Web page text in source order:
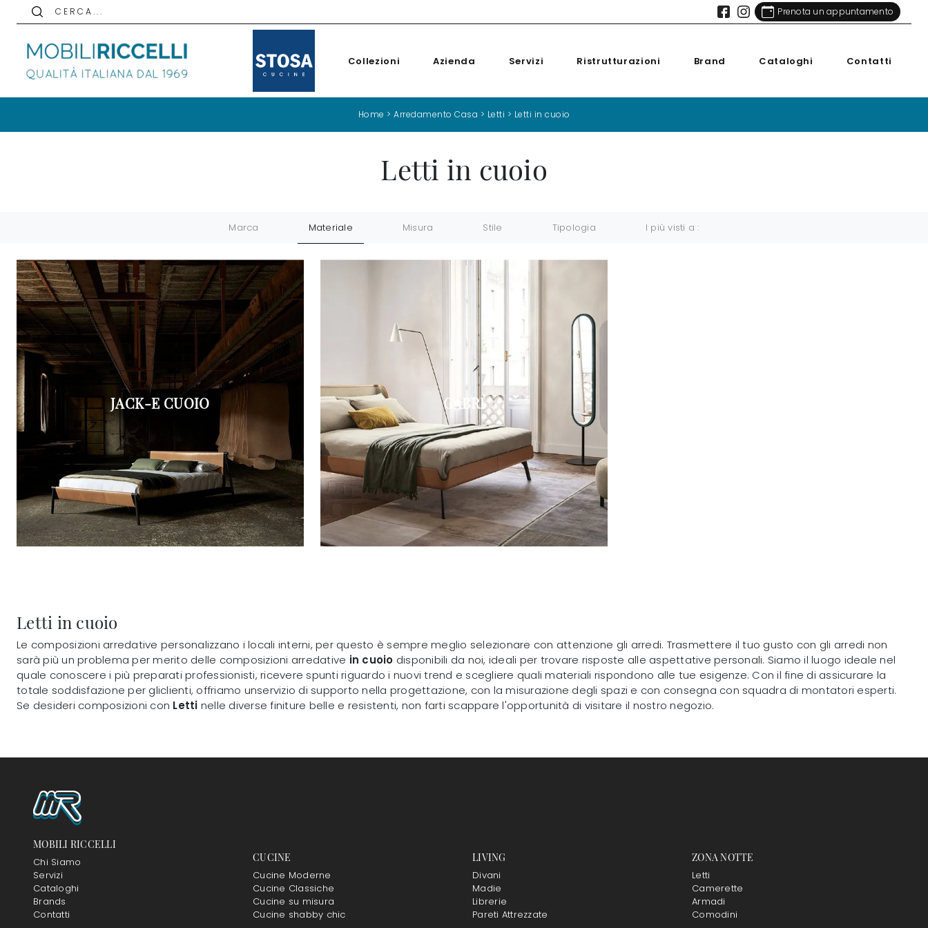
C E R C A . . . Prenota un appuntamento
Collezioni Azienda Servizi Ristrutturazioni Brand Cataloghi Contatti
Home > Arredamento Casa > Letti > Letti in cuoio
Letti in cuoio
Marca Materiale Misura Stile Tipologia I più visti a :
JACK-E CUOIO GABRI
Letti in cuoio
Le composizioni arredative personalizzano i locali interni, per questo è sempre meglio selezionare con attenzione gli arredi. Trasmettere il tuo gusto con gli arredi non
sarà più un problema per merito delle composizioni arredative in cuoio disponibili da noi, ideali per trovare risposte alle aspettative personali. Siamo il luogo ideale nel
quale conoscere i più preparati professionisti, ricevere spunti riguardo i nuovi trend e scegliere quali materiali rispondono alle tue esigenze. Con il fine di assicurare la
totale soddisfazione per gliclienti, offriamo unservizio di supporto nella progettazione, con la misurazione degli spazi e con consegna con squadra di montatori esperti.
Se desideri composizioni con Letti nelle diverse finiture belle e resistenti, non farti scappare l'opportunità di visitare il nostro negozio.
MOBILI RICCELLI
Chi Siamo
Servizi
Cataloghi
Brands
Contatti
CUCINE
Cucine Moderne
Cucine Classiche
Cucine su misura
Cucine shabby chic
LIVING
Divani
Madie
Librerie
Pareti Attrezzate
ZONA NOTTE
Letti
Camerette
Armadi
Comodini